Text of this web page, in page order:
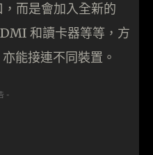
而是會加入全新的
和讀卡器等等，方
能接連不同裝置。
-